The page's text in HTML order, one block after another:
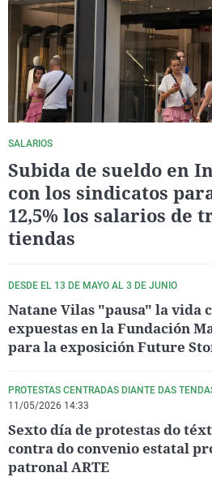
SALARIOS
Subida de sueldo en
con los sindicatos
12,5% los salarios de
tiendas
DESDE EL 13 DE MAYO AL 3 DE JUNIO
Natane Vilas "pausa" la vida
expuestas en la Fundación
para la exposición Future
PROTESTAS CENTRADAS DIANTE DAS
11/05/2026 14:33
Sexto día de protestas do
contra do convenio estatal
patronal ARTE